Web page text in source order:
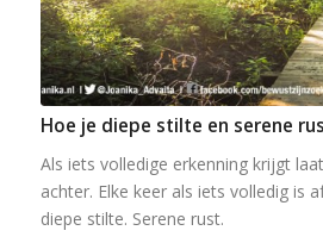
Hoe je diepe stilte en serene
Als iets volledige erkenning krijgt
achter. Elke keer als iets volledig is
diepe stilte. Serene rust.